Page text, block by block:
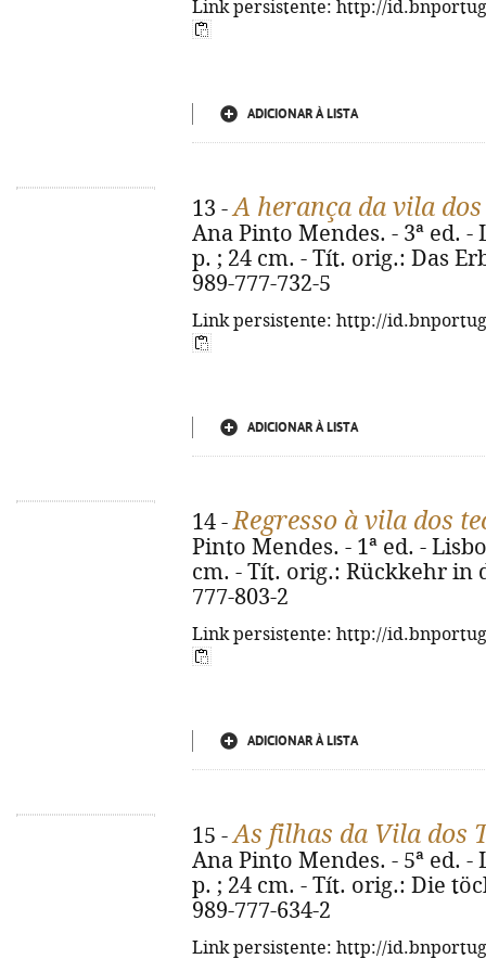
Link persistente: http://
ADICIONAR À LISTA
13 -A herança da vila
Ana Pinto Mendes. - 3ª ed. -
p. ; 24 cm. - Tít. orig.: Das
989-777-732-5
Link persistente: http://
ADICIONAR À LISTA
14 -Regresso à vila dos
Pinto Mendes. - 1ª ed. -
cm. - Tít. orig.: Rückkehr in
777-803-2
Link persistente: http://
ADICIONAR À LISTA
15 -As filhas da Vila dos
Ana Pinto Mendes. - 5ª ed. -
p. ; 24 cm. - Tít. orig.: Die
989-777-634-2
Link persistente: http://